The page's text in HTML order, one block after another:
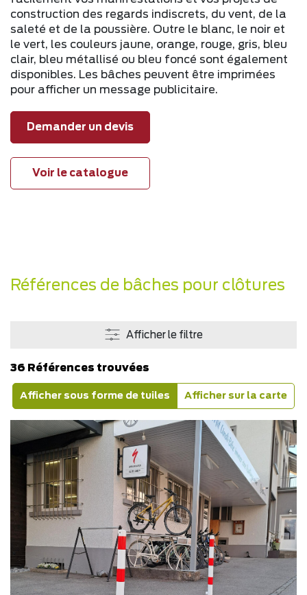
construction des regards indiscrets, du vent, de la
saleté et de la poussière. Outre le blanc, le noir et
le vert, les couleurs jaune, orange, rouge, gris, bleu
clair, bleu métallisé ou bleu foncé sont également
disponibles. Les bâches peuvent être imprimées
pour afficher un message publicitaire.
Demander un devis
Voir le catalogue
Références de bâches pour clôtures
Afficher le filtre
36 Références trouvées
Afficher sous forme de tuiles Afficher sur la carte